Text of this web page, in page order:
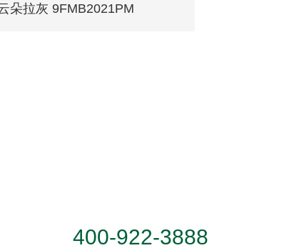
朵拉灰 9FMB2021PM
400-922-3888